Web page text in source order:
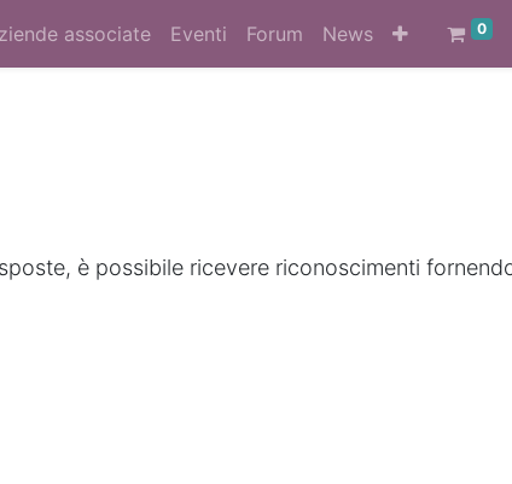
associate Eventi Forum News 0
è possibile ricevere riconoscimenti